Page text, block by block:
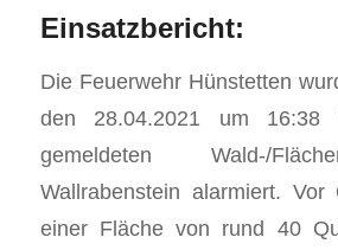
Einsatzbericht:
Die Feuerwehr Hünstetten
den 28.04.2021 um
gemeldeten Wald-/
Wallrabenstein alarmiert.
einer Fläche von rund 40